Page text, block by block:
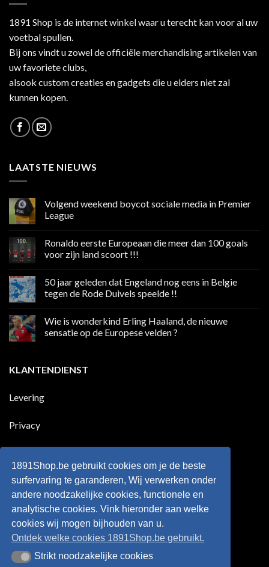
1891 Shop is de internet winkel waar u terecht kan voor al uw
voetbal spullen.
Bij ons vindt u zowel de officiële merchandising artikelen van
uw favoriete clubs,
alsook custom creaties en gadgets die u elders niet zal
kunnen kopen.
LAATSTE NIEUWS
Volgend weekend boycot sociale media in Premier
League
op
weekend
media
in
Premier
Ronaldo eerste Europeaan die meer dan 100 goals
voor zijn land scoort !!!
op
Ronaldo
eerste
meer
100
land
scoort
50 jaar geleden dat Engeland nog eens in Belgie
tegen de Rode Duivels speelde !!
op
jaar
nog
eens
tegen
Wie is wonderkind Erling Haaland, de nieuwe
sensatie op de Europese velden ?
Wie
is
Haaland,
Europese
KLANTENDIENST
Levering
Privacy
Retourneren
Algemene voorwaarden
1891Shop.be gebruikt cookies om je de beste
surfervaring te garanderen, Wij verwerken onder
andere noodzakelijke cookies, functionele en
analytische cookies. Vink hieronder aan welke
cookies wij mogen bijhouden van u.
Ontdek welke cookies 1891Shop.be gebruikt.
Strikt noodzakelijke cookies
Strikt noodzakelijke cookies